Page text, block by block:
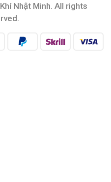
Nhật Minh. All rights